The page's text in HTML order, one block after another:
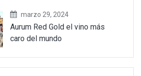
marzo 29, 2024
Aurum Red Gold el vino más
caro del mundo